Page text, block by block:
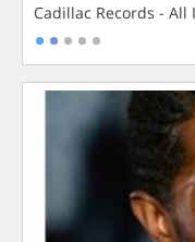
Cadillac Records - All